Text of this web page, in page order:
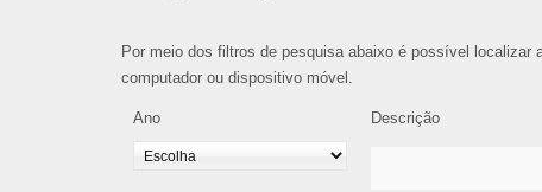
Por meio dos filtros de pesquisa abaixo é possível localizar
computador ou dispositivo móvel.
Ano Descrição